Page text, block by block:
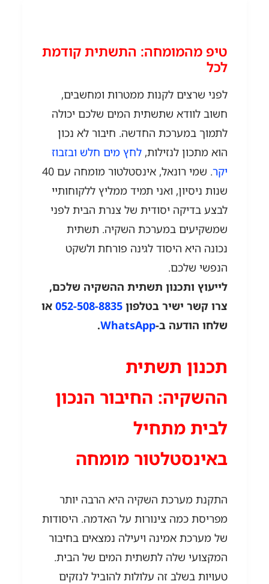
טיפ מהמומחה: התשתית קודמת
לכל
לפני שרצים לקנות ממטרות ומחשבים,
חשוב לוודא שתשתית המים שלכם יכולה
לתמוך במערכת החדשה. חיבור לא נכון
הוא מתכון לנזילות, לחץ מים חלש ובזבוז
יקר
. שמי רונאל, אינסטלטור מומחה עם 40
שנות ניסיון, ואני תמיד ממליץ ללקוחותיי
לבצע בדיקה יסודית של צנרת הבית לפני
שמשקיעים במערכת השקיה. תשתית
נכונה היא היסוד לגינה פורחת ולשקט
הנפשי שלכם.
לייעוץ ותכנון תשתית ההשקיה שלכם,
צרו קשר ישיר בטלפון 052-508-8835או
שלחו הודעה ב-WhatsApp
.
תכנון תשתית
ההשקיה: החיבור הנכון
לבית מתחיל
באינסטלטור מומחה
התקנת מערכת השקיה היא הרבה יותר
מפריסת כמה צינורות על האדמה. היסודות
של מערכת אמינה ויעילה נמצאים בחיבור
המקצועי שלה לתשתית המים של הבית.
טעויות בשלב זה עלולות להוביל לנזקים